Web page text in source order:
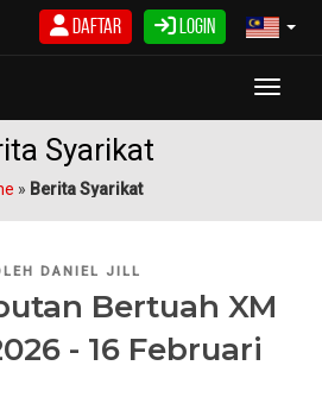
Login
Daftar
Syarikat
» Berita Syarikat
DANIEL JILL
Bertuah XM
- 16 Februari